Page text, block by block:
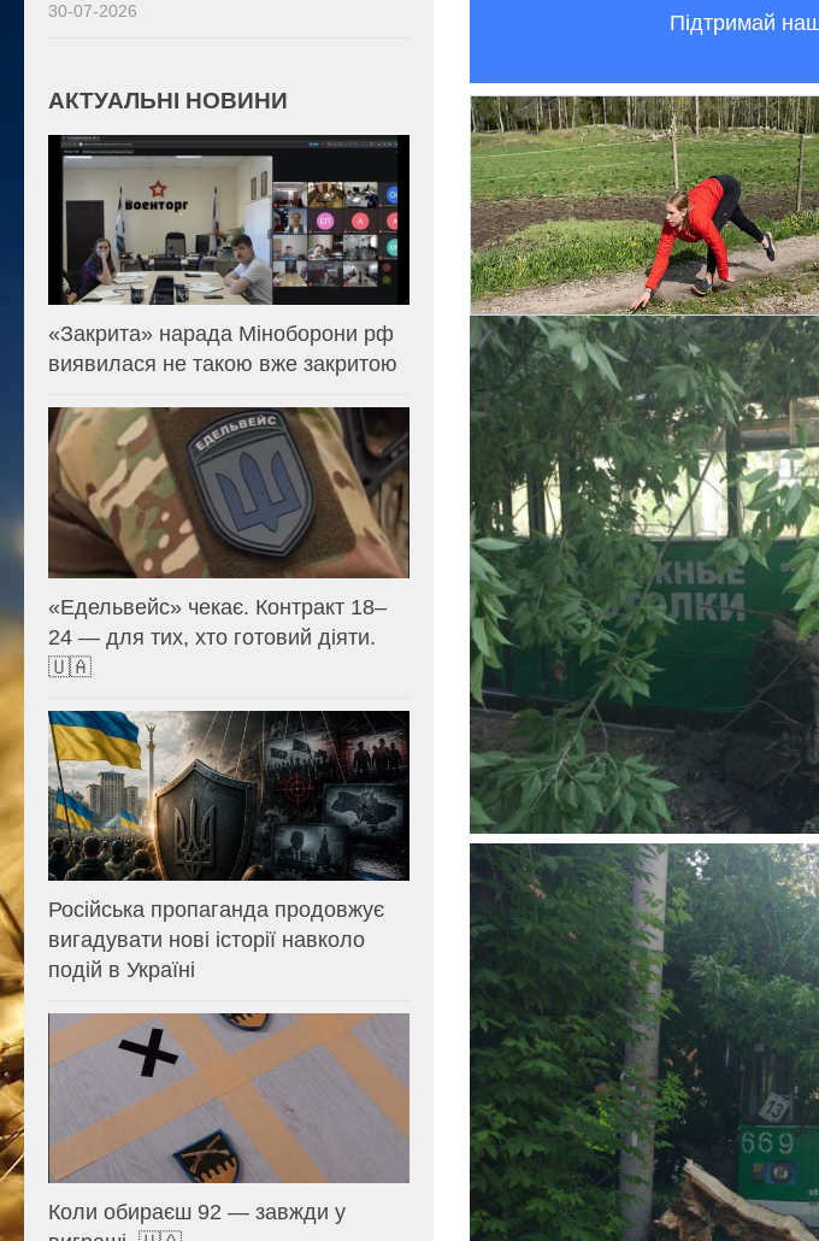
Підтримай
30-07-2026
АКТУАЛЬНІ НОВИНИ
«Закрита» нарада Міноборони рф
виявилася не такою вже закритою
«Едельвейс» чекає. Контракт 18–
24 — для тих, хто готовий діяти.
🇺🇦
Російська пропаганда продовжує
вигадувати нові історії навколо
подій в Україні
Коли обираєш 92 — завжди у